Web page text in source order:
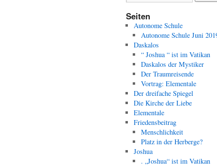
Seiten
Autonome Schule
Autonome Schule Juni
Daskalos
“ Joshua “ ist im Vatikan
Daskalos der Mystiker
Der Traumreisende
Vortrag: Elementale
Der dreifache Spiegel
Die Kirche der Liebe
Elementale
Friedensbeitrag
Menschlichkeit
Platz in der Herberge?
Joshua
. „Joshua“ ist im Vatikan